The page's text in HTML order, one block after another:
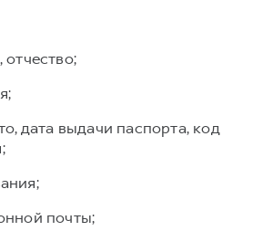
дата выдачи паспорта, код
почты;